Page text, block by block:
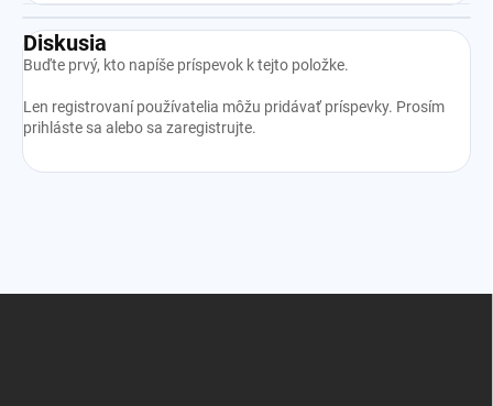
Diskusia
Buďte prvý, kto napíše príspevok k tejto položke.
Len registrovaní používatelia môžu pridávať príspevky. Prosím
prihláste sa alebo sa zaregistrujte.